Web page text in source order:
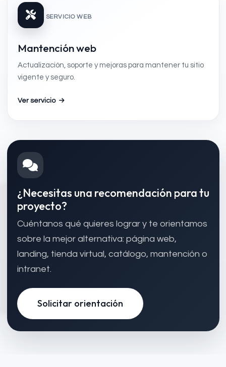
SERVICIO WEB
Mantención web
Actualización, soporte y mejoras para mantener tu sitio
vigente y seguro.
Ver servicio
¿Necesitas una recomendación para tu
proyecto?
Cuéntanos qué quieres lograr y te orientamos
sobre la mejor alternativa: página web,
landing, tienda virtual, catálogo, mantención o
intranet.
Solicitar orientación